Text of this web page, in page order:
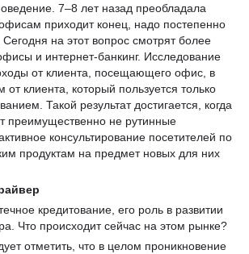
7–8 лет назад преобладала
приходит конец, надо постепенно
Сегодня на этот вопрос смотрят более
и интернет-банкинг. Исследование
от клиента, посещающего офис, в
клиента, который пользуется только
Такой результат достигается, когда
преимущественно не рутинные
консультирование посетителей по
продуктам на предмет новых для них
кредитование, его роль в развитии
Что происходит сейчас на этом рынке?
отметить, что в целом проникновение